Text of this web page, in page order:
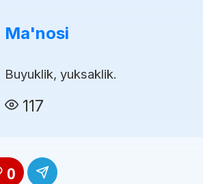
Ma'nosi
Buyuklik, yuksaklik.
117
0